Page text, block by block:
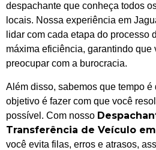
despachante que conheça todos
locais. Nossa experiência em
lidar com cada etapa do processo
máxima eficiência, garantindo que
preocupar com a burocracia.
Além disso, sabemos que tempo é
objetivo é fazer com que você
possível. Com nosso
Transferência de Veículo
você evita filas, erros e atrasos,